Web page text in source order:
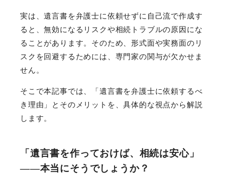
実は、遺言書を弁護士に依頼せずに自己流で作成す
ると、無効になるリスクや相続トラブルの原因にな
ることがあります。そのため、形式面や実務面のリ
スクを回避するためには、専門家の関与が欠かせま
せん。
そこで本記事では、「遺言書を弁護士に依頼するべ
き理由」とそのメリットを、具体的な視点から解説
します。
「遺言書を作っておけば、相続は安心」
――本当にそうでしょうか？